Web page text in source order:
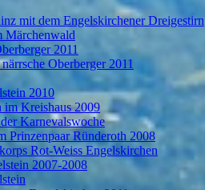
mit dem Engelskirchener Dreigestirn
Märchenwald
2011
Oberberger 2011
2010
im Kreishaus 2009
Karnevalswoche
Prinzenpaar Ründeroth 2008
Rot-Weiss Engelskirchen
2007-2008